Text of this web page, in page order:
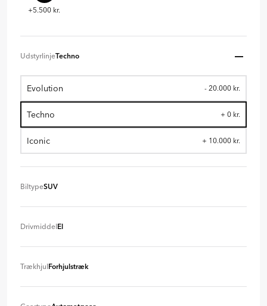
+5.500 kr.
UdstyrlinjeTechno
Evolution - 20.000 kr.
Techno + 0 kr.
Iconic + 10.000 kr.
BiltypeSUV
DrivmiddelEl
TrækhjulForhjulstræk